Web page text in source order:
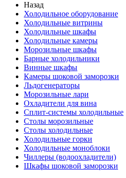
Назад
Холодильное оборудование
Холодильные витрины
Холодильные шкафы
Холодильные камеры
Морозильные шкафы
Барные холодильники
Винные шкафы
Камеры шоковой заморозки
Льдогенераторы
Морозильные лари
Охладители для вина
Сплит-системы холодильные
Столы морозильные
Столы холодильные
Холодильные горки
Холодильные моноблоки
Чиллеры (водоохладители)
Шкафы шоковой заморозки